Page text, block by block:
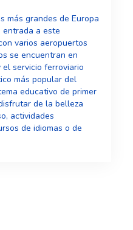
más grandes de Europa
entrada a este
varios aeropuertos
se encuentran en
servicio ferroviario
más popular del
educativo de primer
de la belleza
actividades
de idiomas o de